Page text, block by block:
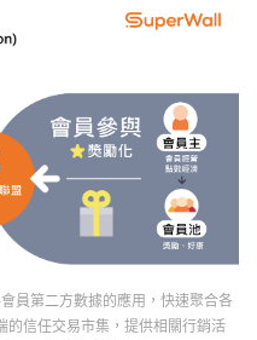
員第二方數據的應用，快速聚合各
的信任交易市集，提供相關行銷活